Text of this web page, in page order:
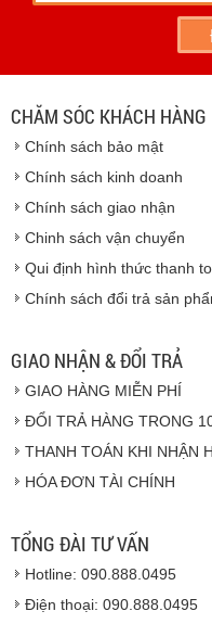
- Hoặc chúng tôi sẽcử
địa chỉ
Vinhempich
CAM
Hàng hóa được
100%
Vinhempich
độ bảo hành sản
nhà nhập khẩu
CHĂM SÓC KHÁCH HÀNG
Chính sách bảo mật
Chính sách kinh doanh
Chính sách giao nhận
Chinh sách vận chuyển
Qui định hình thức thanh
Chính sách đổi trả sản
GIAO NHẬN & ĐỔI TRẢ
GIAO HÀNG MIỄN PHÍ
ĐỔI TRẢ HÀNG TRONG
THANH TOÁN KHI NHẬN
HÓA ĐƠN TÀI CHÍNH
TỔNG ĐÀI TƯ VẤN
Hotline: 090.888.0495
Điện thoại: 090.888.0495